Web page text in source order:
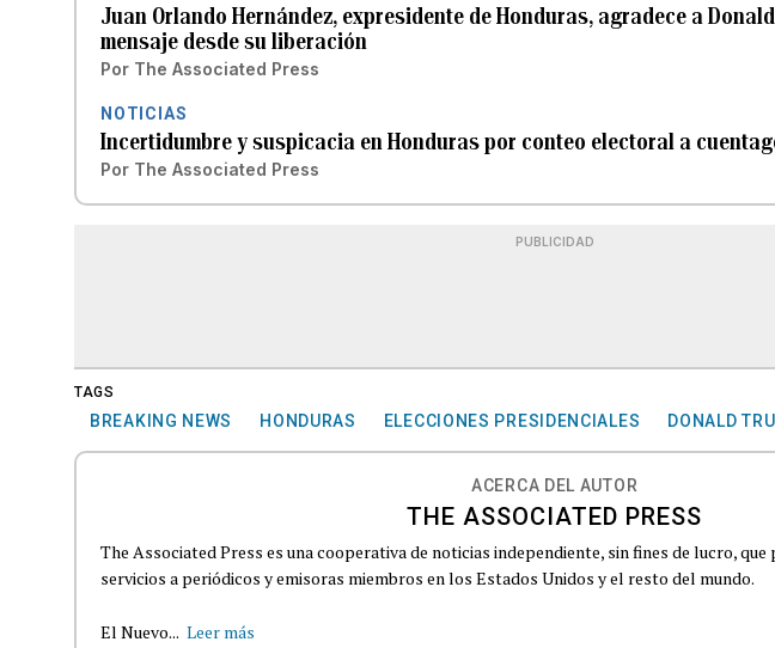
Juan Orlando Hernández, expresidente de Honduras, agradece a
mensaje desde su liberación
Por The Associated Press
NOTICIAS
Incertidumbre y suspicacia en Honduras por conteo electoral a
Por The Associated Press
PUBLICIDAD
TAGS
BREAKING NEWS HONDURAS ELECCIONES PRESIDENCIALES DONALD
ACERCA DEL AUTOR
THE ASSOCIATED PRESS
The Associated Press es una cooperativa de noticias independiente, sin fines de lucro, que
servicios a periódicos y emisoras miembros en los Estados Unidos y el resto del mundo.
El Nuevo... Leer más